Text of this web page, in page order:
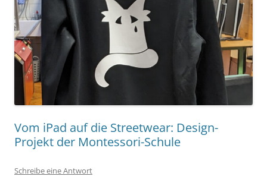
Vom iPad auf die Streetwear: Design-
Projekt der Montessori-Schule
Schreibe eine Antwort